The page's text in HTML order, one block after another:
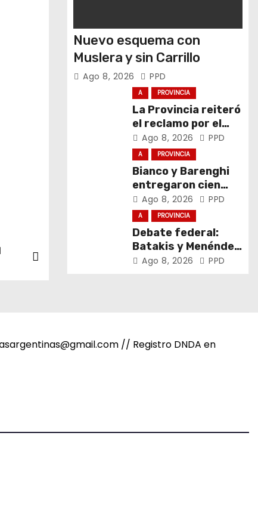
Nuevo esquema con
Muslera y sin Carrillo
Ago 8, 2026 PPD
A PROVINCIA
La Provincia reiteró
el reclamo por el
respeto al
federalismo
Ago 8, 2026 PPD
A PROVINCIA
Bianco y Barenghi
entregaron cien
computadoras de
Conectar Igualdad
Bonaerense
Ago 8, 2026 PPD
A PROVINCIA
Debate federal:
Batakis y Menéndez
encabezaron la 108°
Ago 8, 2026 PPD
// Registro DNDA en